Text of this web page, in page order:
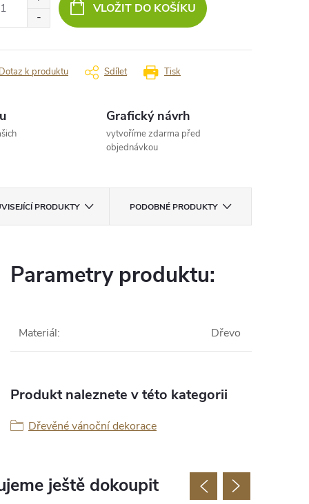
VLOŽIT DO KOŠÍKU
Tisk
Dotaz k produktu Sdílet
Grafický návrh
vytvoříme zdarma před
objednávkou
PRODUKTY PODOBNÉ PRODUKTY
Parametry produktu:
Materiál: Dřevo
Produkt naleznete v této kategorii
Dřevěné vánoční dekorace
ještě dokoupit